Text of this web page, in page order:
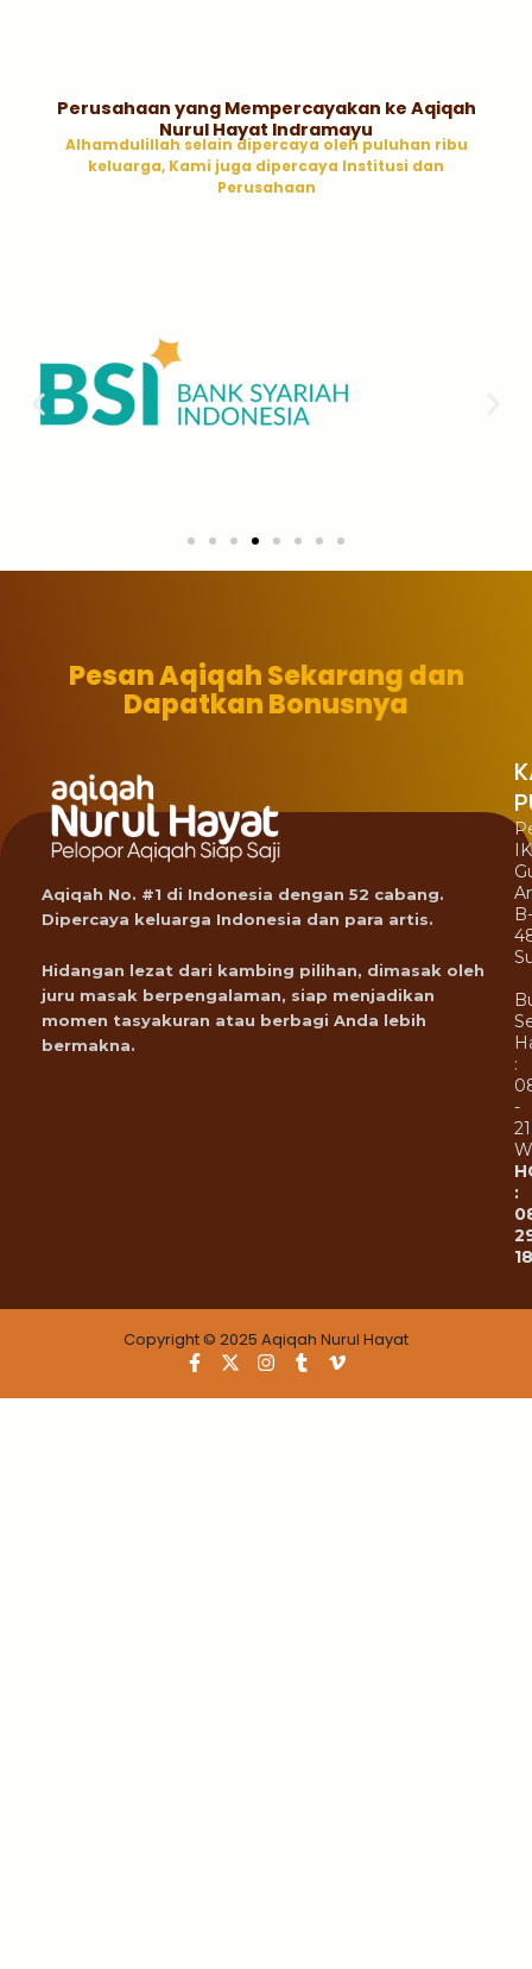
Perusahaan yang Mempercayakan ke Aqiqah
Nurul Hayat Indramayu
Alhamdulillah selain dipercaya oleh puluhan ribu
keluarga, Kami juga dipercaya Institusi dan
Perusahaan
Pesan Aqiqah Sekarang dan
Dapatkan Bonusnya
Aqiqah No. #1 di Indonesia dengan 52 cabang.
Dipercaya keluarga Indonesia dan para artis.
Hidangan lezat dari kambing pilihan, dimasak oleh
juru masak berpengalaman, siap menjadikan
momen tasyakuran atau berbagi Anda lebih
bermakna.
B-
:
-
:
Copyright © 2025 Aqiqah Nurul Hayat
F
a
c
X
-
t
I
n
s
T
u
m
V
m